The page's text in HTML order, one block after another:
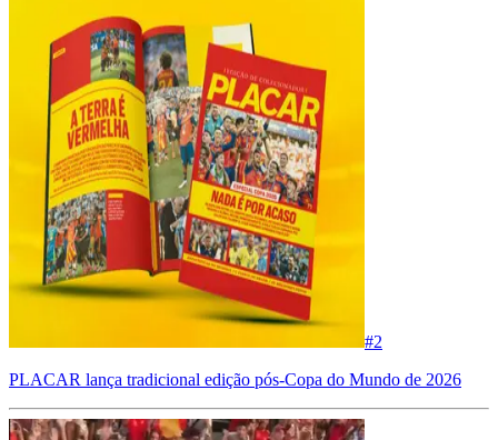
#2
PLACAR lança tradicional edição pós-Copa do Mundo de 2026